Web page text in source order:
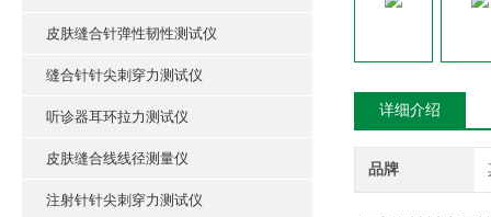
皮肤缝合针弹性韧性测试仪
缝合针针尖刺穿力测试仪
听诊器耳环拉力测试仪
皮肤缝合线线径测量仪
注射针针尖刺穿力测试仪
详细介绍
品牌